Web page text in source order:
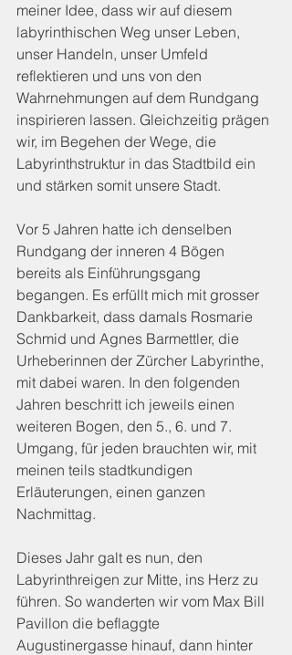
meiner Idee, dass wir auf diesem
labyrinthischen Weg unser Leben,
unser Handeln, unser Umfeld
reflektieren und uns von den
Wahrnehmungen auf dem Rundgang
inspirieren lassen. Gleichzeitig prägen
wir, im Begehen der Wege, die
Labyrinthstruktur in das Stadtbild ein
und stärken somit unsere Stadt.
Vor 5 Jahren hatte ich denselben
Rundgang der inneren 4 Bögen
bereits als Einführungsgang
begangen. Es erfüllt mich mit grosser
Dankbarkeit, dass damals Rosmarie
Schmid und Agnes Barmettler, die
Urheberinnen der Zürcher Labyrinthe,
mit dabei waren. In den folgenden
Jahren beschritt ich jeweils einen
weiteren Bogen, den 5., 6. und 7.
Umgang, für jeden brauchten wir, mit
meinen teils stadtkundigen
Erläuterungen, einen ganzen
Nachmittag.
Dieses Jahr galt es nun, den
Labyrinthreigen zur Mitte, ins Herz zu
führen. So wanderten wir vom Max Bill
Pavillon die beflaggte
Augustinergasse hinauf, dann hinter